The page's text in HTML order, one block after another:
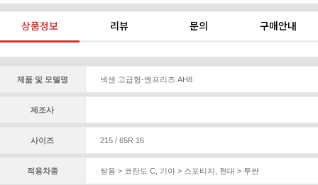
상품정보 리뷰 문의 구매안내
제품 및 모델명 넥센 고급형-엔프리즈 AH8
제조사
사이즈 215 / 65R 16
적용차종 쌍용 > 코란도 C, 기아 > 스포티지 현대 > 투싼